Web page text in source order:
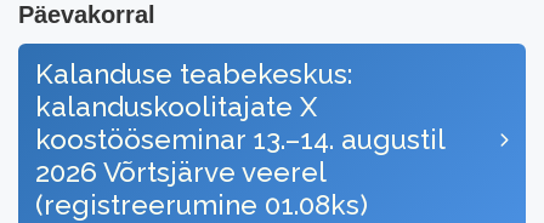
Päevakorral
Kalanduse teabekeskus:
kalanduskoolitajate X
koostööseminar 13.–14. augustil
2026 Võrtsjärve veerel
(registreerumine 01.08ks)